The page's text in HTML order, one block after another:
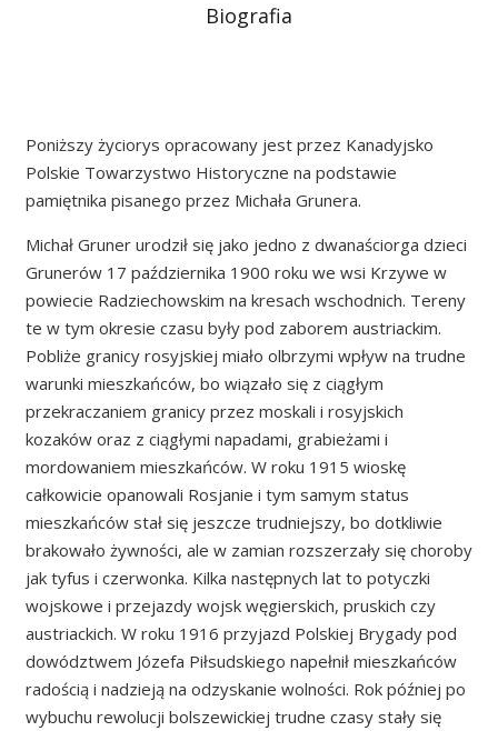
Biografia
Poniższy życiorys opracowany jest przez Kanadyjsko
Polskie Towarzystwo Historyczne na podstawie
pamiętnika pisanego przez Michała Grunera.
Michał Gruner urodził się jako jedno z dwanaściorga dzieci
Grunerów 17 października 1900 roku we wsi Krzywe w
powiecie Radziechowskim na kresach wschodnich. Tereny
te w tym okresie czasu były pod zaborem austriackim.
Pobliże granicy rosyjskiej miało olbrzymi wpływ na trudne
warunki mieszkańców, bo wiązało się z ciągłym
przekraczaniem granicy przez moskali i rosyjskich
kozaków oraz z ciągłymi napadami, grabieżami i
mordowaniem mieszkańców. W roku 1915 wioskę
całkowicie opanowali Rosjanie i tym samym status
mieszkańców stał się jeszcze trudniejszy, bo dotkliwie
brakowało żywności, ale w zamian rozszerzały się choroby
jak tyfus i czerwonka. Kilka następnych lat to potyczki
wojskowe i przejazdy wojsk węgierskich, pruskich czy
austriackich. W roku 1916 przyjazd Polskiej Brygady pod
dowództwem Józefa Piłsudskiego napełnił mieszkańców
radością i nadzieją na odzyskanie wolności. Rok później po
wybuchu rewolucji bolszewickiej trudne czasy stały się